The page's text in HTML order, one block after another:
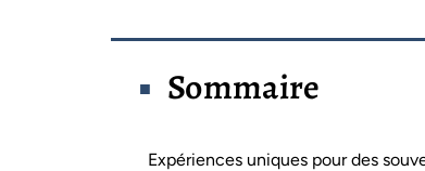
Sommaire
Expériences uniques pour des